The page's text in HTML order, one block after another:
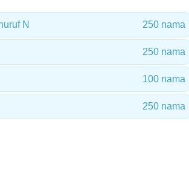
N 250 nama
250 nama
100 nama
250 nama